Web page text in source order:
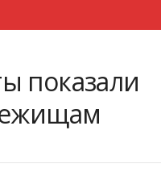
показали